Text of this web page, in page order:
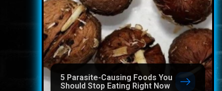
5 Parasite-Causing Foods You
Should Stop Eating Right Now